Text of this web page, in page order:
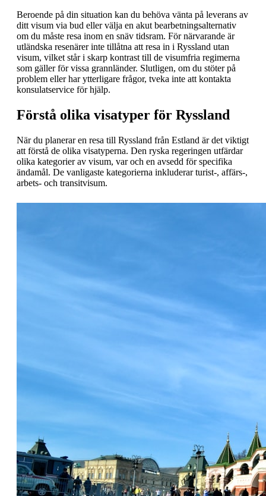
Beroende på din situation kan du behöva vänta på leverans av
ditt visum via bud eller välja en akut bearbetningsalternativ
om du måste resa inom en snäv tidsram. För närvarande är
utländska resenärer inte tillåtna att resa in i Ryssland utan
visum, vilket står i skarp kontrast till de visumfria regimerna
som gäller för vissa grannländer. Slutligen, om du stöter på
problem eller har ytterligare frågor, tveka inte att kontakta
konsulatservice för hjälp.
Förstå olika visatyper för Ryssland
När du planerar en resa till Ryssland från Estland är det viktigt
att förstå de olika visatyperna. Den ryska regeringen utfärdar
olika kategorier av visum, var och en avsedd för specifika
ändamål. De vanligaste kategorierna inkluderar turist-, affärs-,
arbets- och transitvisum.